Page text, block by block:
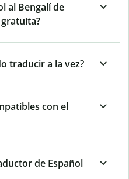
al Bengalí de
traducir a la vez?
con el
de Español